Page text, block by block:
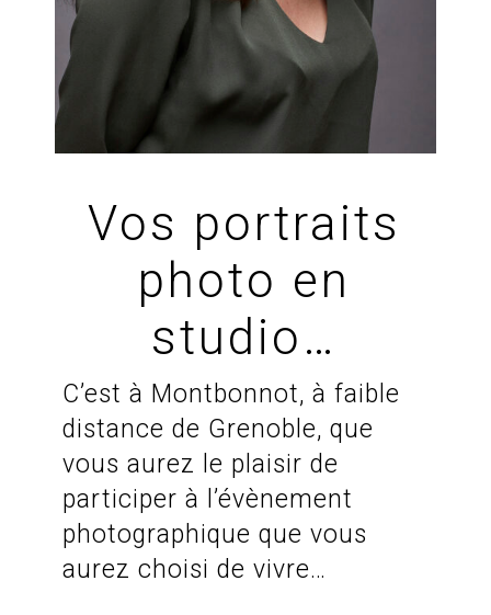
Vos portraits
photo en
studio…
C’est à Montbonnot, à faible
distance de Grenoble, que
vous aurez le plaisir de
participer à l’évènement
photographique que vous
aurez choisi de vivre…